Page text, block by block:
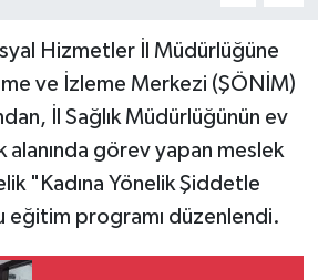
Hizmetler İl Müdürlüğüne
ve İzleme Merkezi (ŞÖNİM)
İl Sağlık Müdürlüğünün ev
alanında görev yapan meslek
"Kadına Yönelik Şiddetle
eğitim programı düzenlendi.